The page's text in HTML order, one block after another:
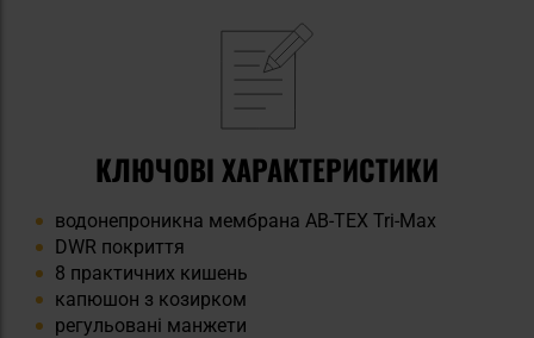
КЛЮЧОВІ ХАРАКТЕРИСТИКИ
водонепроникна мембрана AB-TEX Tri-Max
DWR покриття
8 практичних кишень
капюшон з козирком
регульовані манжети